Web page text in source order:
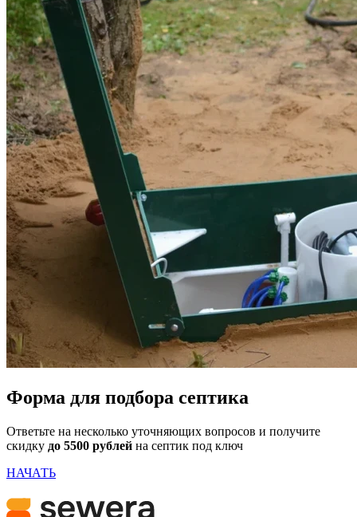
Форма для подбора септика
Ответьте на несколько уточняющих вопросов и получите
скидку до 5500 рублей на септик под ключ
НАЧАТЬ